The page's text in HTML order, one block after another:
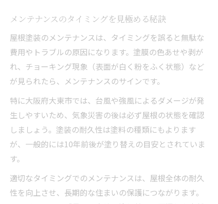
メンテナンスのタイミングを見極める秘訣
屋根塗装のメンテナンスは、タイミングを誤ると無駄な
費用やトラブルの原因になります。塗膜の色あせや剥が
れ、チョーキング現象（表面が白く粉をふく状態）など
が見られたら、メンテナンスのサインです。
特に大阪府大東市では、台風や強風によるダメージが発
生しやすいため、気象災害の後は必ず屋根の状態を確認
しましょう。塗装の耐久性は塗料の種類にもよります
が、一般的には10年前後が塗り替えの目安とされていま
す。
適切なタイミングでのメンテナンスは、屋根全体の耐久
性を向上させ、長期的な住まいの保護につながります。